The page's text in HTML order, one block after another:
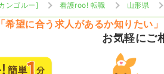
ンゴルー] 看護roo! 転職 山形県
「希望に合う求人があるか知りたい
お気軽にご